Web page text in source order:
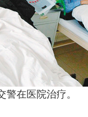
警在医院治疗。